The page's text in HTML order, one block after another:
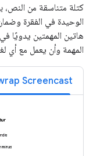
كتلة متناسقة من النص،
الوحيدة في الفقرة
هاتين المهمتين يدويًا
المهمة وأن يعمل مع أي